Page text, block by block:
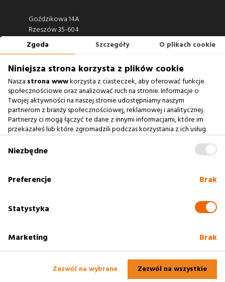
Goździkowa 14A
Rzeszów 35-604
Zobacz również
Agencja Interaktywna
Baza Wiedzy
Polityka cookies
Interaktywna Rzeszów
Zgoda Szczegóły O plikach cookie
Niniejsza strona korzysta z plików cookie
Nasza strona wwwkorzysta z ciasteczek, aby oferować funkcje
społecznościowe oraz analizować ruch na stronie. Informacje o
Twojej aktywności na naszej stronie udostępniamy naszym
partnerom z branży społecznościowej, reklamowej i analitycznej.
Partnerzy ci mogą łączyć te dane z innymi informacjami, które im
przekazałeś lub które zgromadzili podczas korzystania z ich usług.
na prawidłowe działanie serwisu
Niezbędne
Preferencje Brak
Statystyka
Marketing Brak
Zezwól na wybrane Zezwól na wszystkie